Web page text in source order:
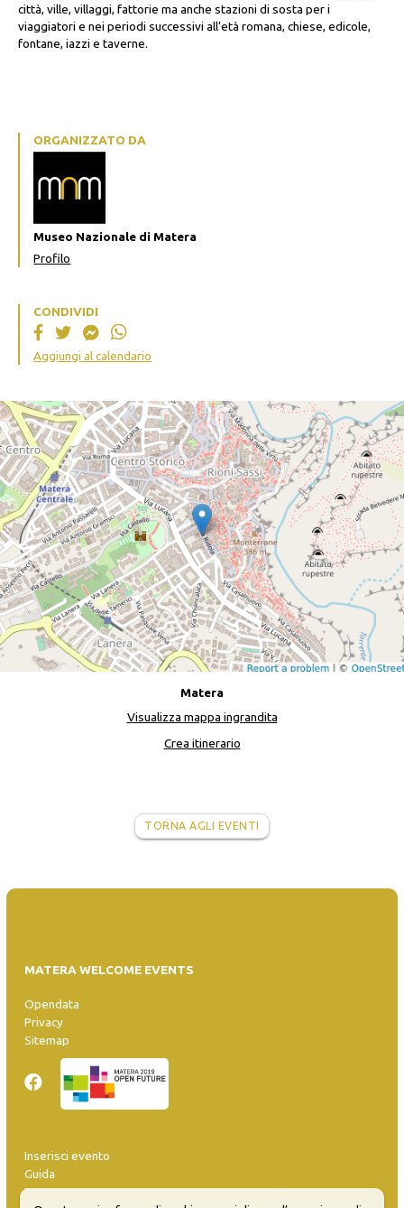
città, ville, villaggi, fattorie ma anche stazioni di sosta per i
viaggiatori e nei periodi successivi all’età romana, chiese, edicole,
fontane, iazzi e taverne.
ORGANIZZATO DA
Museo Nazionale di Matera
Profilo
CONDIVIDI
Aggiungi al calendario
Matera
Visualizza mappa ingrandita
Crea itinerario
TORNA AGLI EVENTI
MATERA WELCOME EVENTS
Opendata
Privacy
Sitemap
Inserisci evento
Guida
FAQ